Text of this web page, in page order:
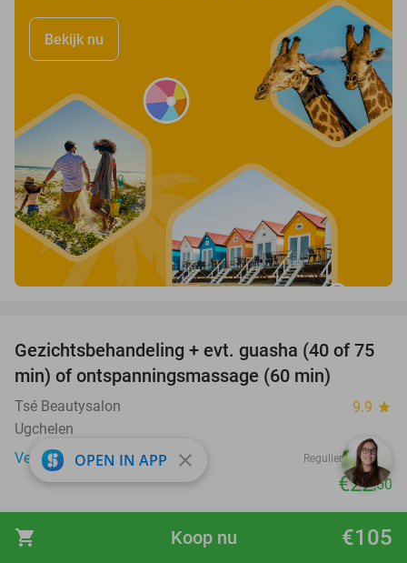
shopping_cart €105
Koop nu
Bekijk nu
50%
OUT
Gezichtsbehandeling + evt. guasha (40 of 75
min) of ontspanningsmassage (60 min)
Tsé Beautysalon 9.9 star
Ugchelen
Verkocht: 66
Regulier €45
€22,50
favorite_border
OPEN IN APP close